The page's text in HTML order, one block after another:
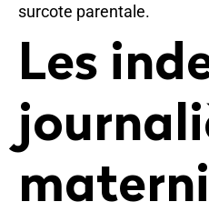
surcote parentale.
Les